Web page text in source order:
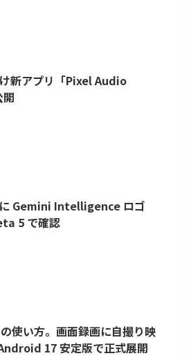
新アプリ「Pixel Audio
Gemini Intelligence ロゴ
5 で確認
使い方。画面録画に自撮り映
17 安定版で正式展開